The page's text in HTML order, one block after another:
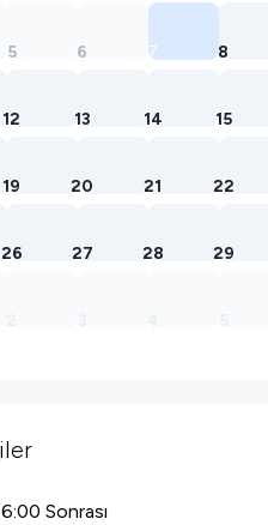
5 6 7 8
12 13 14 15
19 20 21 22
26 27 28 29
Sonrası